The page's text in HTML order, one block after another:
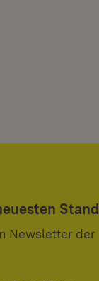
Stand
Newsletter der